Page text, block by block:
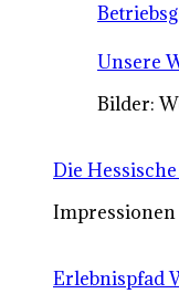
Unsere
Bilder:
Die
Impressionen
Erlebnispfad